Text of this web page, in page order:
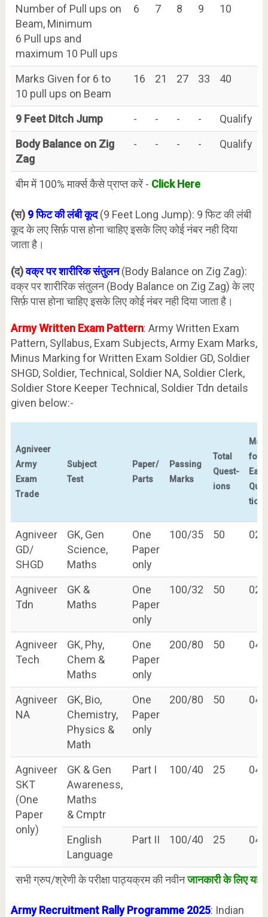
Number of Pull ups on
Beam, Minimum
6 Pull ups and
maximum 10 Pull ups
6 7 8 9 10
Marks Given for 6 to
10 pull ups on Beam
16 21 27 33 40
9 Feet Ditch Jump - - - -
Qualify
Body Balance on Zig
Zag
- - - - Qualify
बीम में 100% मार्क्स कैसे प्राप्त करें - Click Here
(स) 9 फिट की लंबी कूद (9 Feet Long Jump): 9 फिट की लंबी
कूद के लए सिर्फ़ पास होना चाहिए इसके लिए कोई नंबर नही दिया
जाता है।
(द)वक्र पर शारीरिक संतुलन(Body Balance on Zig Zag):
वक्र पर शारीरिक संतुलन (Body Balance on Zig Zag) के लए
सिर्फ़ पास होना चाहिए इसके लिए कोई नंबर नही दिया जाता है।
Army Written Exam Pattern: Army Written Exam
Pattern, Syllabus, Exam Subjects, Army Exam Marks,
Minus Marking for Written Exam Soldier GD, Soldier
SHGD, Soldier, Technical, Soldier NA, Soldier Clerk,
Soldier Store Keeper Technical, Soldier Tdn details
given below:-
Agniveer
Army
Exam
Trade
Subject
Test
Paper/
Parts
Passing
Marks
Total
Quest-
ions
for
Each
tion
Agniveer
GD/
SHGD
GK, Gen
Science,
Maths
One
Paper
only
100/35 50 02
Agniveer
Tdn
GK &
Maths
One
Paper
only
100/32 50 02
Agniveer
Tech
GK, Phy,
Chem &
Maths
One
Paper
only
200/80 50 04
Agniveer
NA
GK, Bio,
Chemistry,
Physics &
Math
One
Paper
only
200/80 50 04
Agniveer
SKT
(One
Paper
only)
GK & Gen
Awareness,
Maths
& Cmptr
Part I 100/40 25 04
English
Language
Part II 100/40 25 04
सभी ग्रुप/श्रेणी के परीक्षा पाठ्यक्रम की नवीनजानकारी के लिए
Army Recruitment Rally Programme 2025: Indian